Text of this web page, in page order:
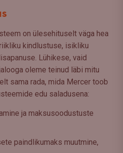
on ülesehituselt väga hea
kindlustuse, isikliku
Lühikese, vaid
oleme teinud läbi mitu
sama rada, mida Mercer toob
edu saladusena:
ja maksusoodustuste
paindlikumaks muutmine,